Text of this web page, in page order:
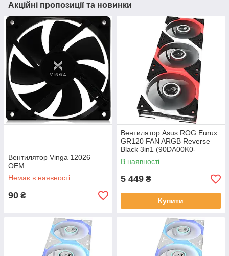
Акційні пропозиції та новинки
Вентилятор Vinga 12026
OEM
Немає в наявності
90 ₴
Вентилятор Asus ROG Eurux
GR120 FAN ARGB Reverse
Black 3in1 (90DA00K0-
B09020)
В наявності
5 449 ₴
Купити